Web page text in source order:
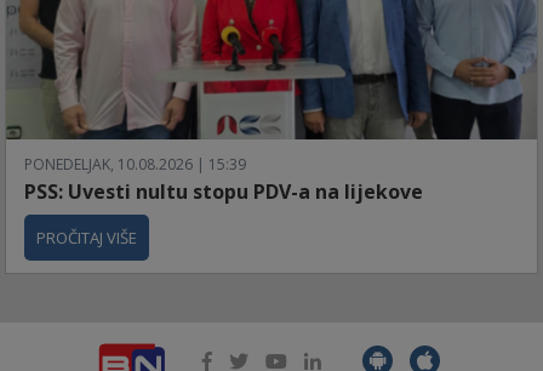
PONEDELJAK, 10.08.2026 | 15:39
PSS: Uvesti nultu stopu PDV-a na lijekove
PROČITAJ VIŠE